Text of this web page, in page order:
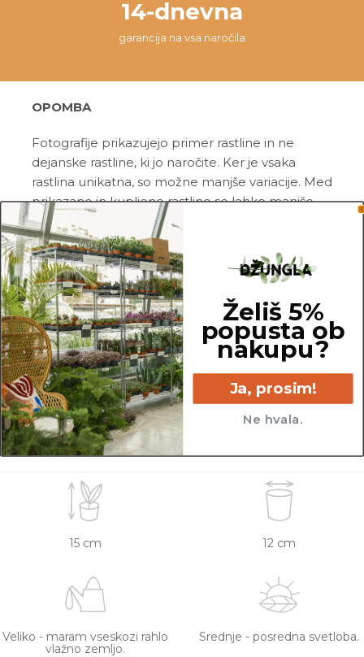
14-dnevna
garancija na vsa naročila
OPOMBA
Fotografije prikazujejo primer rastline in ne
dejanske rastline, ki jo naročite. Ker je vsaka
rastlina unikatna, so možne manjše variacije. Med
prikazano in kupljeno rastlino so lahko manjše
razlike v velikosti, variegaciji, številu listov, vej,
cvetov, itd …
Pred pošiljanjem vse rastline skrbno
pregledamo in zagotovimo, da gredo na pot
zdrave in čim bolj podobne izdelku na fotografiji.
Vse rastline so primarno v plastičnih sadilnih
lončkih. Višino sadilnega lonca je možno razbrati
iz slike z metrom. Okrasni lonec ni vključen v
ceno.
15 cm 12 cm
Veliko - maram vseskozi rahlo
vlažno zemljo.
Srednje - posredna svetloba.
Želiš 5%
popusta ob
nakupu?
Ja, prosim!
Ne hvala.